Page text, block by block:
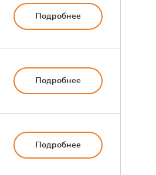
Подробнее
Подробнее
Подробнее